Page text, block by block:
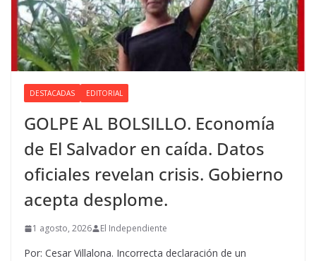
DESTACADAS EDITORIAL
GOLPE AL BOLSILLO. Economía
de El Salvador en caída. Datos
oficiales revelan crisis. Gobierno
acepta desplome.
1 agosto, 2026 El Independiente
Por: Cesar Villalona. Incorrecta declaración de un